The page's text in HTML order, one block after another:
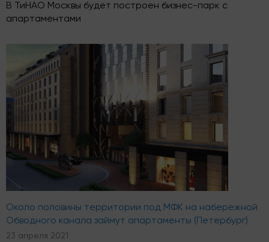
В ТиНАО Москвы будет построен бизнес-парк с
апартаментами
Около половины территории под МФК на набережной
Обводного канала займут апартаменты (Петербург)
23 апреля 2021